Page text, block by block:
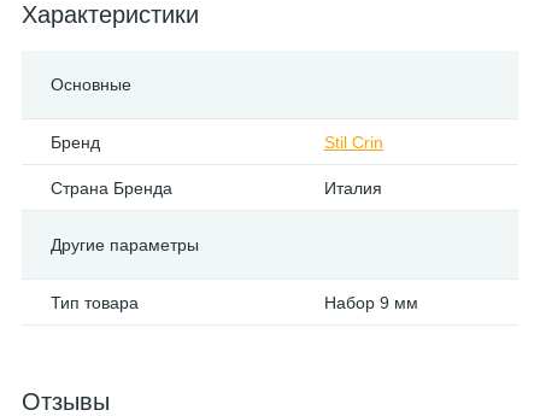
Характеристики
Основные
Бренд Stil Crin
Страна Бренда Италия
Другие параметры
Тип товара Набор 9 мм
Отзывы